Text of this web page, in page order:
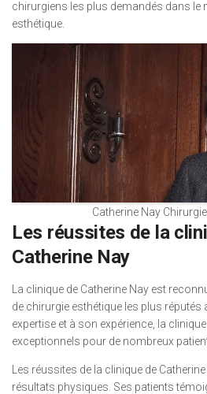
chirurgiens les plus demandés dans le
esthétique.
Catherine Nay
Les réussites de la
Catherine Nay
La clinique de Catherine Nay est
de chirurgie esthétique les plus réputés
expertise et à son expérience, la
exceptionnels pour de nombreux
Les réussites de la clinique de
résultats physiques. Ses patients